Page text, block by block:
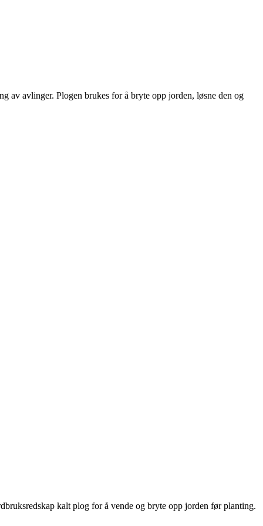
av avlinger. Plogen brukes for å bryte opp jorden, løsne den og
kalt plog for å vende og bryte opp jorden før planting.